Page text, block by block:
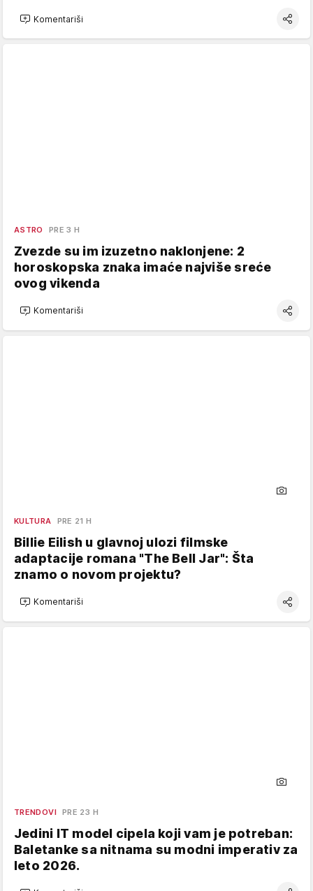
Komentariši
ASTRO PRE 3 H
Zvezde su im izuzetno naklonjene: 2
horoskopska znaka imaće najviše sreće
ovog vikenda
Komentariši
KULTURA PRE 21 H
Billie Eilish u glavnoj ulozi filmske
adaptacije romana "The Bell Jar": Šta
znamo o novom projektu?
Komentariši
TRENDOVI PRE 23 H
Jedini IT model cipela koji vam je potreban:
Baletanke sa nitnama su modni imperativ za
leto 2026.